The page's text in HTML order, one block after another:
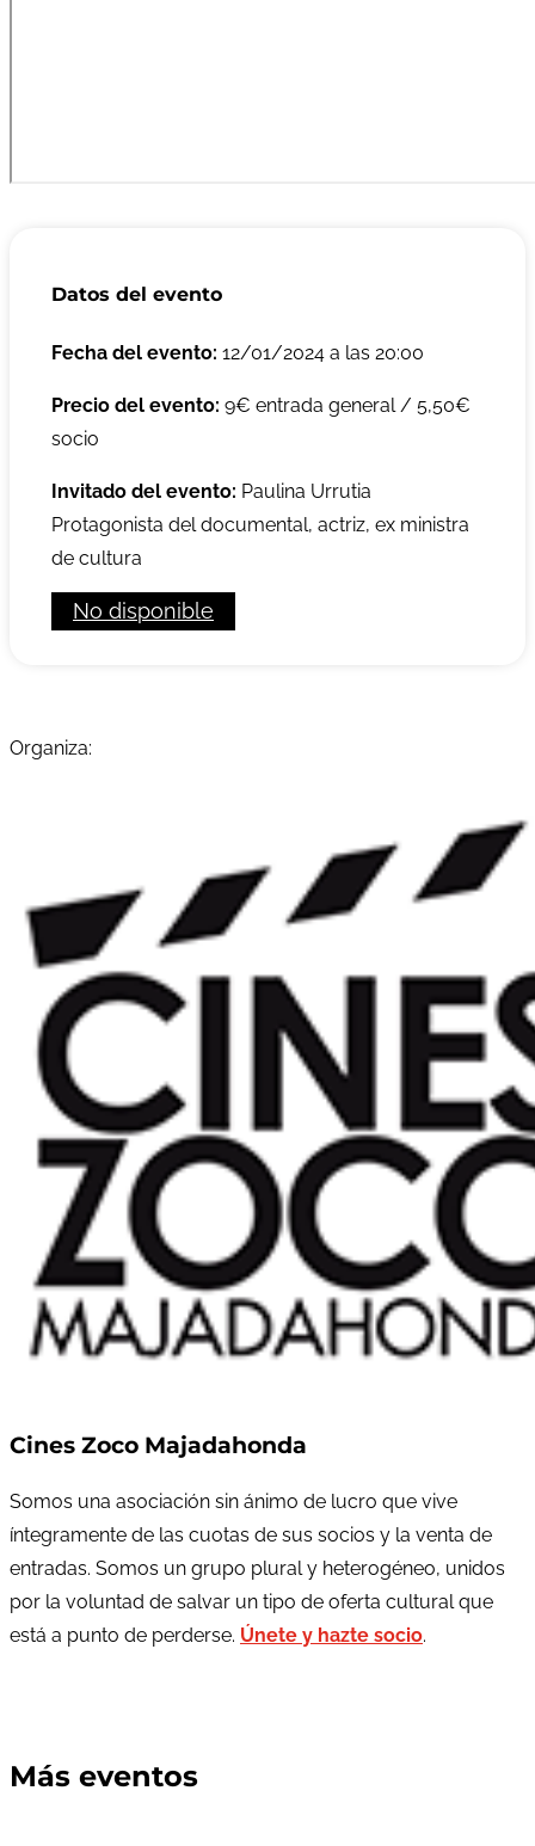
Datos del evento
Fecha del evento: 12/01/2024 a las 20:00
Precio del evento: 9€ entrada general / 5,50€
socio
Invitado del evento: Paulina Urrutia
Protagonista del documental, actriz, ex ministra
de cultura
No disponible
Organiza:
Cines Zoco Majadahonda
Somos una asociación sin ánimo de lucro que vive
íntegramente de las cuotas de sus socios y la venta de
entradas. Somos un grupo plural y heterogéneo, unidos
por la voluntad de salvar un tipo de oferta cultural que
está a punto de perderse. Únete y hazte socio.
Más eventos